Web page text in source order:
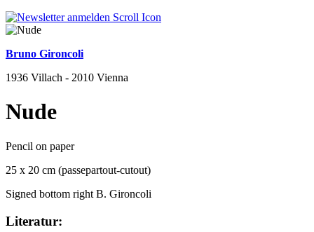
Bruno Gironcoli
1936 Villach - 2010 Vienna
Nude
Pencil on paper
25 x 20 cm (passepartout-cutout)
Signed bottom right B. Gironcoli
Literatur: